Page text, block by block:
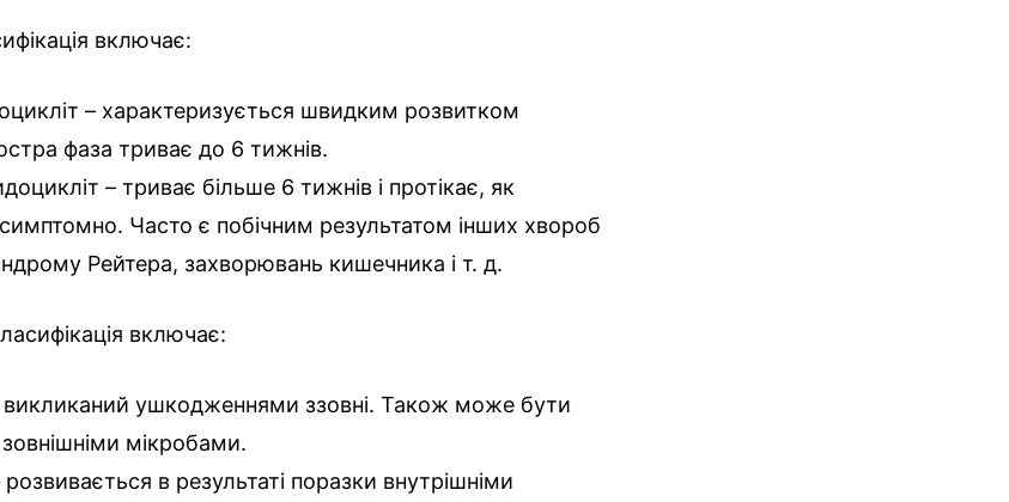
включає:
– характеризується швидким розвитком
фаза триває до 6 тижнів.
– триває більше 6 тижнів і протікає, як
Часто є побічним результатом інших хвороб
Рейтера, захворювань кишечника і т. д.
включає:
викликаний ушкодженнями ззовні. Також може бути
зовнішніми мікробами.
в результаті поразки внутрішніми